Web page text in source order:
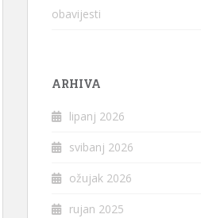
obavijesti
ARHIVA
lipanj 2026
svibanj 2026
ožujak 2026
rujan 2025